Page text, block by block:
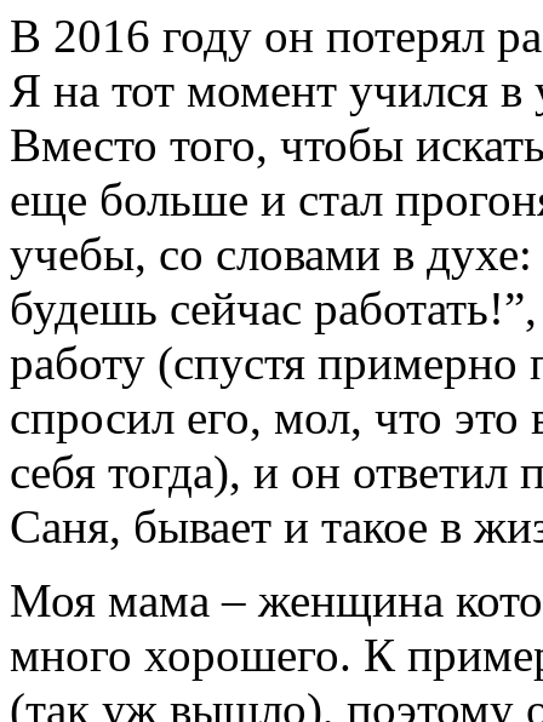
В 2016 году он потерял
Я на тот момент учился в
Вместо того, чтобы
еще больше и стал
учебы, со словами в
будешь сейчас
работу (спустя примерно
спросил его, мол, что
себя тогда), и он
Саня, бывает и такое в
Моя мама – женщина
много хорошего. К
(так уж вышло), поэтому